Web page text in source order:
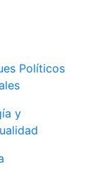
Políticos
y